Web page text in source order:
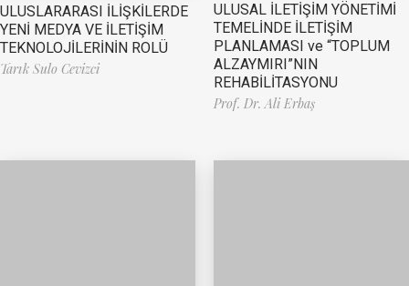
ULUSLARARASI İLİŞKİLERDE
YENİ MEDYA VE İLETİŞİM
TEKNOLOJİLERİNİN ROLÜ
Tarık Sulo Cevizci
ULUSAL İLETİŞİM YÖNETİMİ
TEMELİNDE İLETİŞİM
PLANLAMASI ve “TOPLUM
ALZAYMIRI”NIN
REHABİLİTASYONU
Prof. Dr. Ali Erbaş